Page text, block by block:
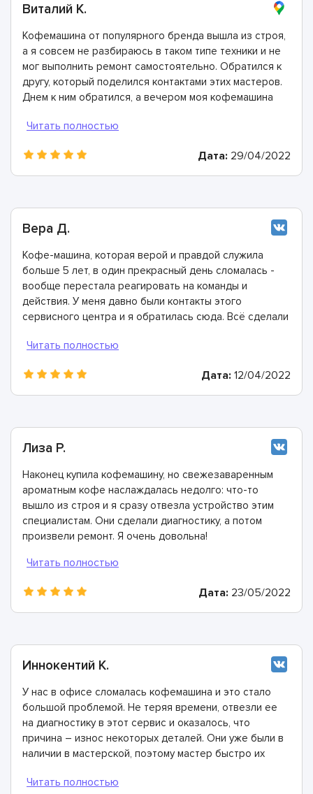
Виталий К.
Кофемашина от популярного бренда вышла из строя,
а я совсем не разбираюсь в таком типе техники и не
мог выполнить ремонт самостоятельно. Обратился к
другу, который поделился контактами этих мастеров.
Днем к ним обратился, а вечером моя кофемашина
Дата: 29/04/2022
Вера Д.
Кофе-машина, которая верой и правдой служила
больше 5 лет, в один прекрасный день сломалась -
вообще перестала реагировать на команды и
действия. У меня давно были контакты этого
сервисного центра и я обратилась сюда. Всё сделали
Конечно же рекомендую этих мастеров!
Дата: 12/04/2022
Лиза Р.
Наконец купила кофемашину, но свежезаваренным
ароматным кофе наслаждалась недолго: что-то
вышло из строя и я сразу отвезла устройство этим
специалистам. Они сделали диагностику, а потом
произвели ремонт. Я очень довольна!
Дата: 23/05/2022
Иннокентий К.
У нас в офисе сломалась кофемашина и это стало
большой проблемой. Не теряя времени, отвезли ее
на диагностику в этот сервис и оказалось, что
причина – износ некоторых деталей. Они уже были в
наличии в мастерской, поэтому мастер быстро их